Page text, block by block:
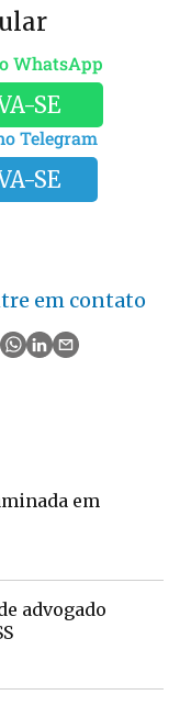
WhatsApp
SE
Telegram
SE
em contato
em
advogado